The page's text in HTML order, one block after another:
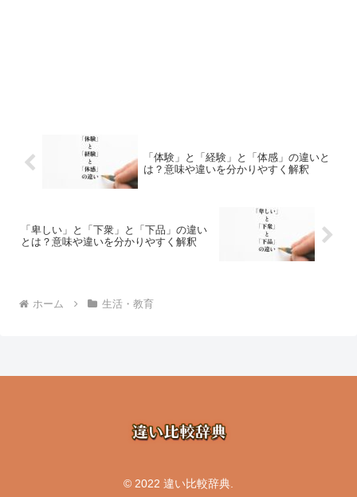
「体験」と「経験」と「体感」の違いと
は？意味や違いを分かりやすく解釈
「卑しい」と「下衆」と「下品」の違い
とは？意味や違いを分かりやすく解釈
ホーム 生活・教育
© 2022 違い比較辞典.